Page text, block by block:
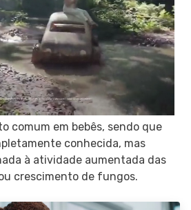
comum em bebês, sendo que
conhecida, mas
à atividade aumentada das
crescimento de fungos.